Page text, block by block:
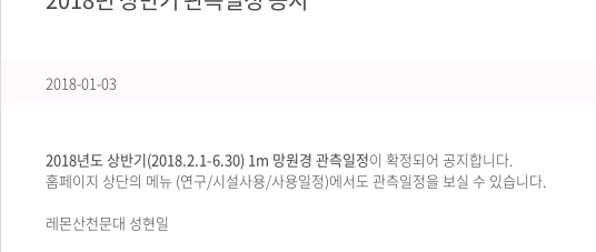
2018-01-03
2018년도 상반기(2018.2.1-6.30) 1m 망원경 관측일정이 확정되어 공지합니다.
홈페이지 상단의 메뉴 (연구/시설사용/사용일정)에서도 관측일정을 보실 수 있습니다.
레몬산천문대 성현일